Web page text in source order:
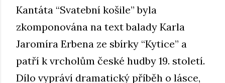
Kantáta “Svatební košile” byla
zkomponována na text balady Karla
Jaromíra Erbena ze sbírky “Kytice” a
patří k vrcholům české hudby 19. století.
Dílo vypráví dramatický příběh o lásce,